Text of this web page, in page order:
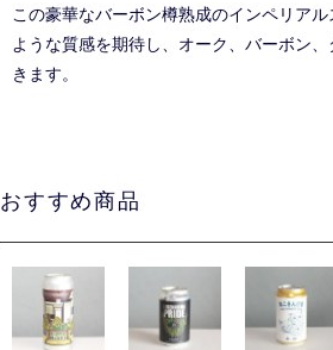
この豪華なバーボン樽熟成のインペリア
ような質感を期待し、オーク、バーボン
きます。
おすすめ商品